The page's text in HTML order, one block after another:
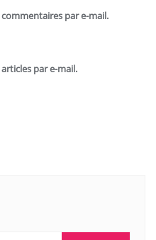
par e-mail.
par e-mail.